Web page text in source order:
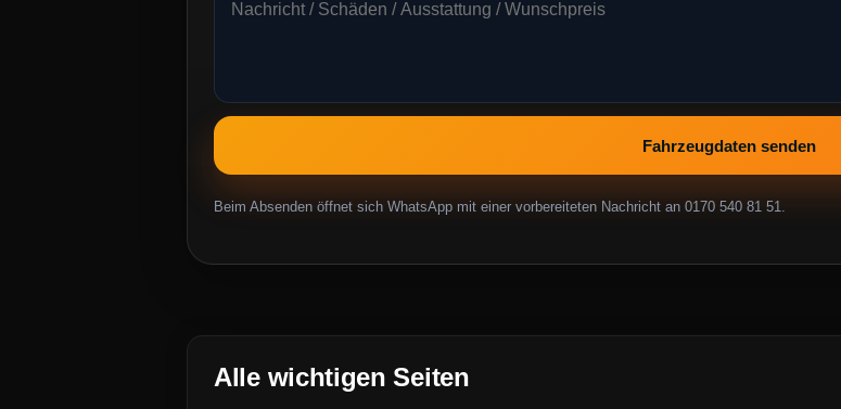
Fahrzeugdaten senden
Beim Absenden öffnet sich WhatsApp mit einer vorbereiteten Nachricht an 0170 540 81 51.
Alle wichtigen Seiten